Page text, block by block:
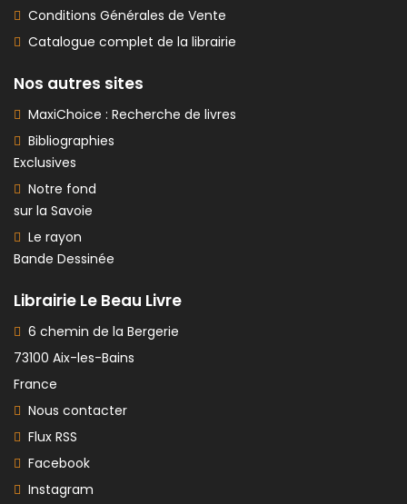
Conditions Générales de Vente
Catalogue complet de la librairie
Nos autres sites
MaxiChoice : Recherche de livres
Bibliographies
Exclusives
Notre fond
sur la Savoie
Le rayon
Bande Dessinée
Librairie Le Beau Livre
6 chemin de la Bergerie
73100 Aix-les-Bains
France
Nous contacter
Flux RSS
Facebook
Instagram